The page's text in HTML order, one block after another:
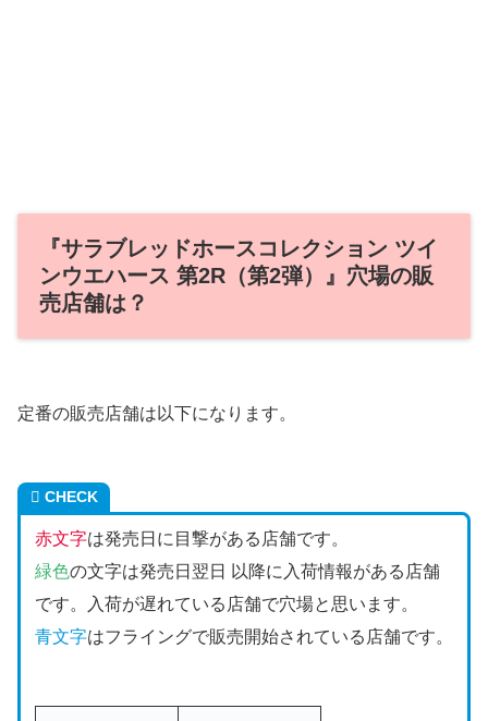
『サラブレッドホースコレクション ツイ
ンウエハース 第2R（第2弾）』穴場の販
売店舗は？
定番の販売店舗は以下になります。
CHECK
赤文字は発売日に目撃がある店舗です。
緑色の文字は発売日翌日 以降に入荷情報がある店舗
です。入荷が遅れている店舗で穴場と思います。
青文字はフライングで販売開始されている店舗です。